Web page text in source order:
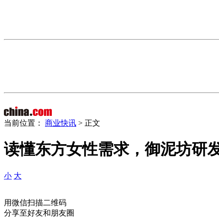
当前位置： 商业快讯 > 正文
读懂东方女性需求，御泥坊研
小 大
用微信扫描二维码
分享至好友和朋友圈